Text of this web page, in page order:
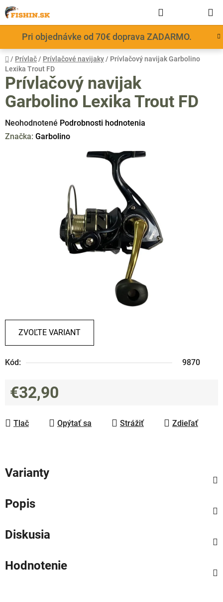
Prejsť
na
obsah
Pri objednávke od 70€ doprava ZADARMO.
KOŠÍK
Domov
/ Prívlač / Prívlačové navijaky / Prívlačový navijak Garbolino
Lexika Trout FD
ZVOĽTE VARIANT
Kód: 9870
€32,90
Tlač
Opýtať sa Strážiť Zdieľať
Prívlačový navijak
Garbolino Lexika Trout FD
Priemerné
hodnotenie
Neohodnotené Podrobnosti hodnotenia
Značka: Garbolino
Varianty
Popis
Diskusia
Hodnotenie